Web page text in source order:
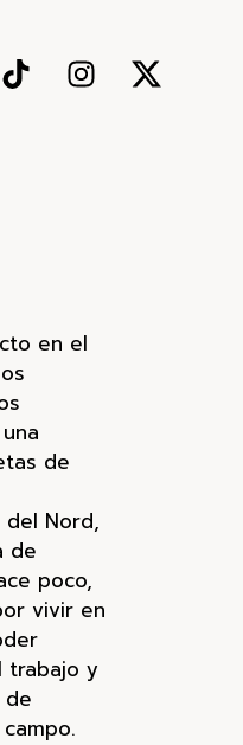
en el
de
del Nord,
de
poco,
vivir en
trabajo y